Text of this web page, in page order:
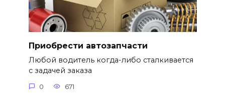
Приобрести автозапчасти
Любой водитель когда-либо сталкивается
с задачей заказа
0 671